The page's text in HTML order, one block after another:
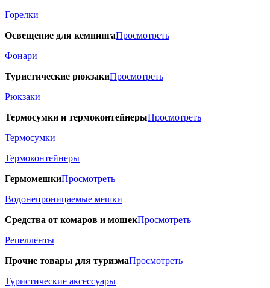
Горелки
Освещение для кемпингаПросмотреть
Фонари
Туристические рюкзакиПросмотреть
Рюкзаки
Термосумки и термоконтейнерыПросмотреть
Термосумки
Термоконтейнеры
ГермомешкиПросмотреть
Водонепроницаемые мешки
Средства от комаров и мошекПросмотреть
Репелленты
Прочие товары для туризмаПросмотреть
Туристические аксессуары